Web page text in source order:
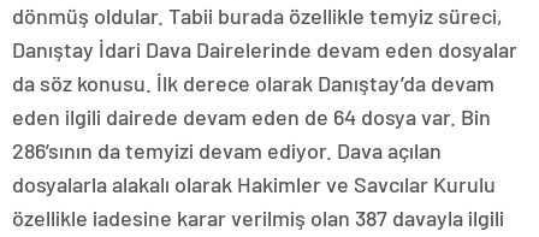
dönmüş oldular. Tabii burada özellikle temyiz süreci,
Danıştay İdari Dava Dairelerinde devam eden dosyalar
da söz konusu. İlk derece olarak Danıştay’da devam
eden ilgili dairede devam eden de 64 dosya var. Bin
286’sının da temyizi devam ediyor. Dava açılan
dosyalarla alakalı olarak Hakimler ve Savcılar Kurulu
özellikle iadesine karar verilmiş olan 387 davayla ilgili